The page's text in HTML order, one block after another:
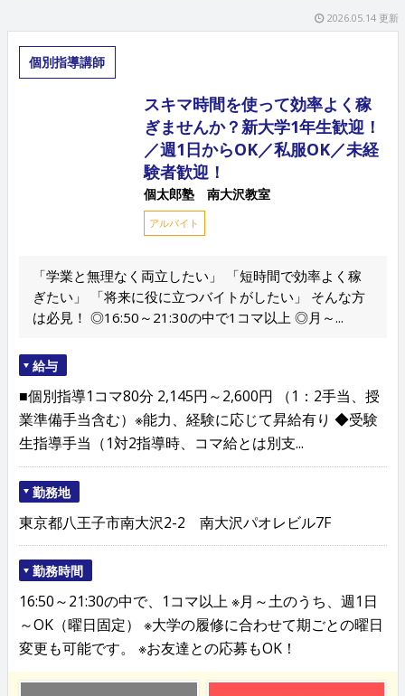
2026.05.14 更新
個別指導講師
スキマ時間を使って効率よく稼
ぎませんか？新大学1年生歓迎！
／週1日からOK／私服OK／未経
験者歓迎！
個太郎塾 南大沢教室
アルバイト
「学業と無理なく両立したい」 「短時間で効率よく稼
ぎたい」 「将来に役に立つバイトがしたい」 そんな方
は必見！ ◎16:50～21:30の中で1コマ以上 ◎月～...
給与
■個別指導1コマ80分 2,145円～2,600円 （1：2手当、授
業準備手当含む）※能力、経験に応じて昇給有り ◆受験
生指導手当（1対2指導時、コマ給とは別支...
勤務地
東京都八王子市南大沢2-2 南大沢パオレビル7F
勤務時間
16:50～21:30の中で、1コマ以上 ※月～土のうち、週1日
～OK（曜日固定） ※大学の履修に合わせて期ごとの曜日
変更も可能です。 ※お友達との応募もOK！